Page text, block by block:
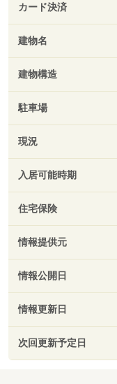
カード決済
建物名
建物構造
駐車場
現況
入居可能時期
住宅保険
情報提供元
情報公開日
情報更新日
次回更新予定日